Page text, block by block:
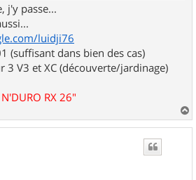
j'y passe...
luidji76
(suffisant dans bien des cas)
3 V3 et XC (découverte/jardinage)
RX 26"
a